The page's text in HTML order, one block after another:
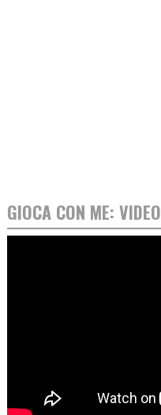
GIOCA CON ME: VIDEO